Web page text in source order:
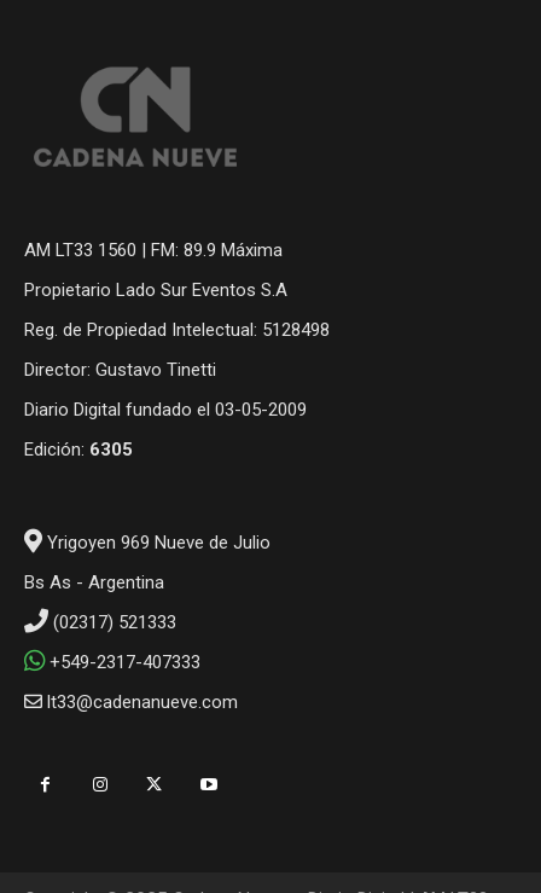
AM LT33 1560 | FM: 89.9 Máxima
Propietario Lado Sur Eventos S.A
Reg. de Propiedad Intelectual: 5128498
Director: Gustavo Tinetti
Diario Digital fundado el 03-05-2009
Edición: 6305
Yrigoyen 969 Nueve de Julio
Bs As - Argentina
(02317) 521333
+549-2317-407333
lt33@cadenanueve.com